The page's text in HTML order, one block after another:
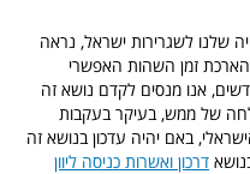
שלנו לשגרירות ישראל, נראה
הארכת זמן השהות האפשרי
ביוון מעבר ל 3 חודשים כל 6 חודשים, אנו מנסים לקדם נושא זה
של ממש, בעיקר בעקבות
באם יהיה עדכון בנושא זה
דרכון ואשרות כניסה ליוון